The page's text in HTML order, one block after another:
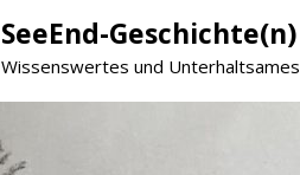
SeeEnd-Geschichte(n)
Wissenswertes und